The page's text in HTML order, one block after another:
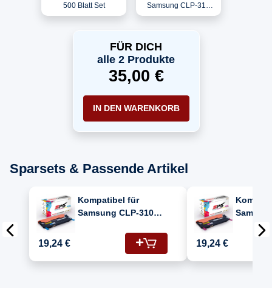
500 Blatt Set
Samsung CLP-310
(CLP-310/SEE) / CLT-
FÜR DICH
alle 2 Produkte
35,00 €
IN DEN WARENKORB
Sparsets & Passende Artikel
Kompatibel für
Samsung CLP-310
C4092S/ELS / C4092S
19,24 €
(CLP-
19,24 €